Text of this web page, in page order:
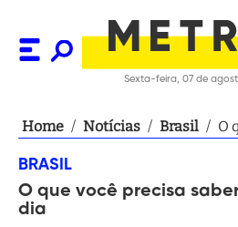
Sexta-feira, 07 de
Home / Notícias / Brasil / O
BRASIL
O que você precisa
dia